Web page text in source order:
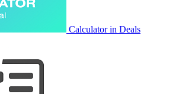
Calculator in Deals